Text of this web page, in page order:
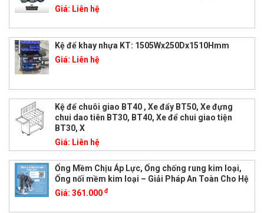
Giá: Liên hệ
Kệ để khay nhựa KT: 1505Wx250Dx1510Hmm
Giá: Liên hệ
Kệ để chuôi giao BT40 , Xe đẩy BT50, Xe đựng
chui dao tiên BT30, BT40, Xe để chui giao tiện
BT30, X
Giá: Liên hệ
Ống Mềm Chịu Áp Lực, Ống chống rung kim loại,
Ống nối mềm kim loại – Giải Pháp An Toàn Cho Hệ
Giá: 361.000 đ